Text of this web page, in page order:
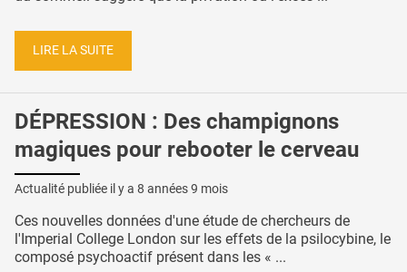
LIRE LA SUITE
DÉPRESSION : Des champignons
magiques pour rebooter le cerveau
Actualité publiée il y a 8 années 9 mois
Ces nouvelles données d'une étude de chercheurs de
l'Imperial College London sur les effets de la psilocybine, le
composé psychoactif présent dans les « ...